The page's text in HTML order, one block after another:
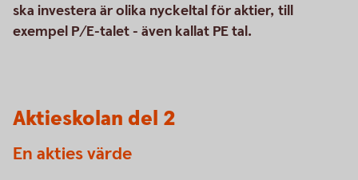
ska investera är olika nyckeltal för aktier, till
exempel P/E-talet - även kallat PE tal.
Aktieskolan del 2
En akties värde